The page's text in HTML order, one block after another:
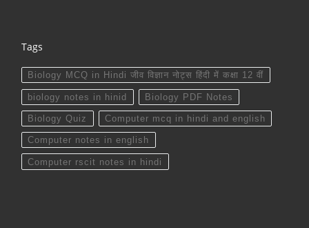
Tags
Biology MCQ in Hindi जीव विज्ञान नोट्स हिंदी में कक्षा 12 वीं
biology notes in hinid Biology PDF Notes
Biology Quiz Computer mcq in hindi and english
Computer notes in english
Computer rscit notes in hindi